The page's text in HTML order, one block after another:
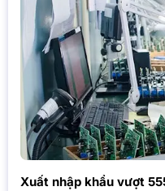
Xuất nhập khẩu vượt